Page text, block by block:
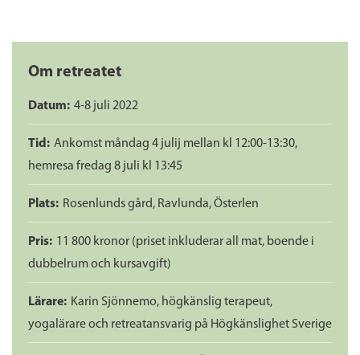
Om retreatet
Datum: 4-8 juli 2022
Tid: Ankomst måndag 4 julij mellan kl 12:00-13:30,
hemresa fredag 8 juli kl 13:45
Plats: Rosenlunds gård, Ravlunda, Österlen
Pris: 11 800 kronor (priset inkluderar all mat, boende i
dubbelrum och kursavgift)
Lärare: Karin Sjönnemo, högkänslig terapeut,
yogalärare och retreatansvarig på Högkänslighet Sverige